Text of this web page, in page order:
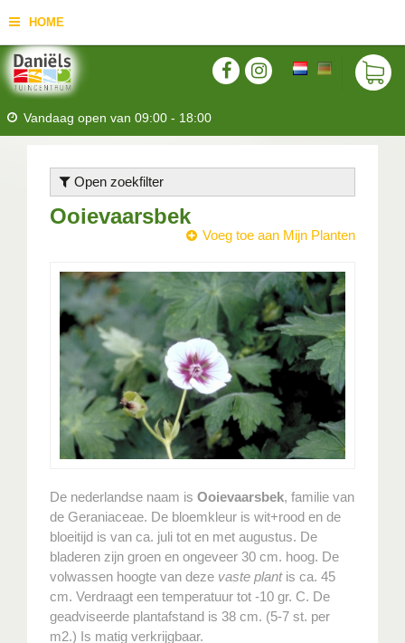
HOME
Vandaag open van 09:00 - 18:00
Open zoekfilter
Ooievaarsbek
Voeg toe aan Mijn Planten
De nederlandse naam is Ooievaarsbek, familie van
de Geraniaceae. De bloemkleur is wit+rood en de
bloeitijd is van ca. juli tot en met augustus. De
bladeren zijn groen en ongeveer 30 cm. hoog. De
volwassen hoogte van deze vaste plantis ca. 45
cm. Verdraagt een temperatuur tot -10 gr. C. De
geadviseerde plantafstand is 38 cm. (5-7 st. per
m2.) Is matig verkrijgbaar.